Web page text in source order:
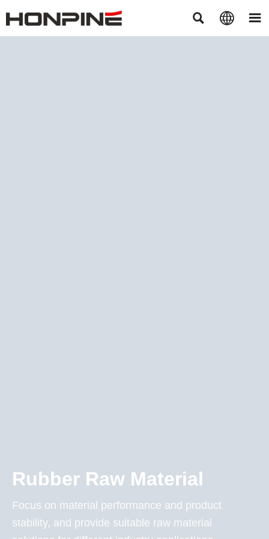
  
Rubber Raw Material
Focus on material performance and product
stability, and provide suitable raw material